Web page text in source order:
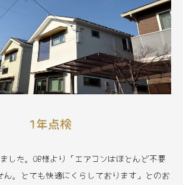
1年点検
した。OB様より「エアコンはほとんど不要
ん。とても快適にくらしております」とのお